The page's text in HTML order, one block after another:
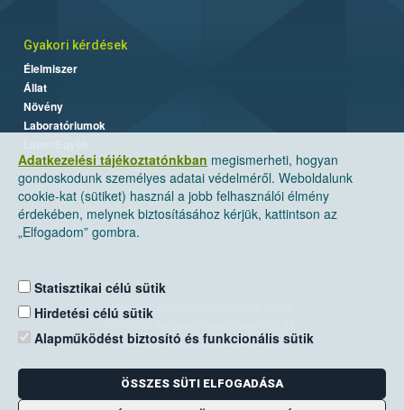
Adatkezelési tájékoztatónkban megismerheti, hogyan
gondoskodunk személyes adatai védelméről. Weboldalunk
cookie-kat (sütiket) használ a jobb felhasználói élmény
érdekében, melynek biztosításához kérjük, kattintson az
„Elfogadom” gombra.
Statisztikai célú sütik
Hirdetési célú sütik
Alapműködést biztosító és funkcionális sütik
ÖSSZES SÜTI ELFOGADÁSA
Gyakori kérdések
Élelmiszer
Állat
Növény
Laboratóriumok
Nemzeti Élelmiszerlánc-biztonsági Hivatal
Levelezési cím: 1525 Budapest. Pf. 30.
E-mail:ugyfelszolgalat@nebih.gov.hu